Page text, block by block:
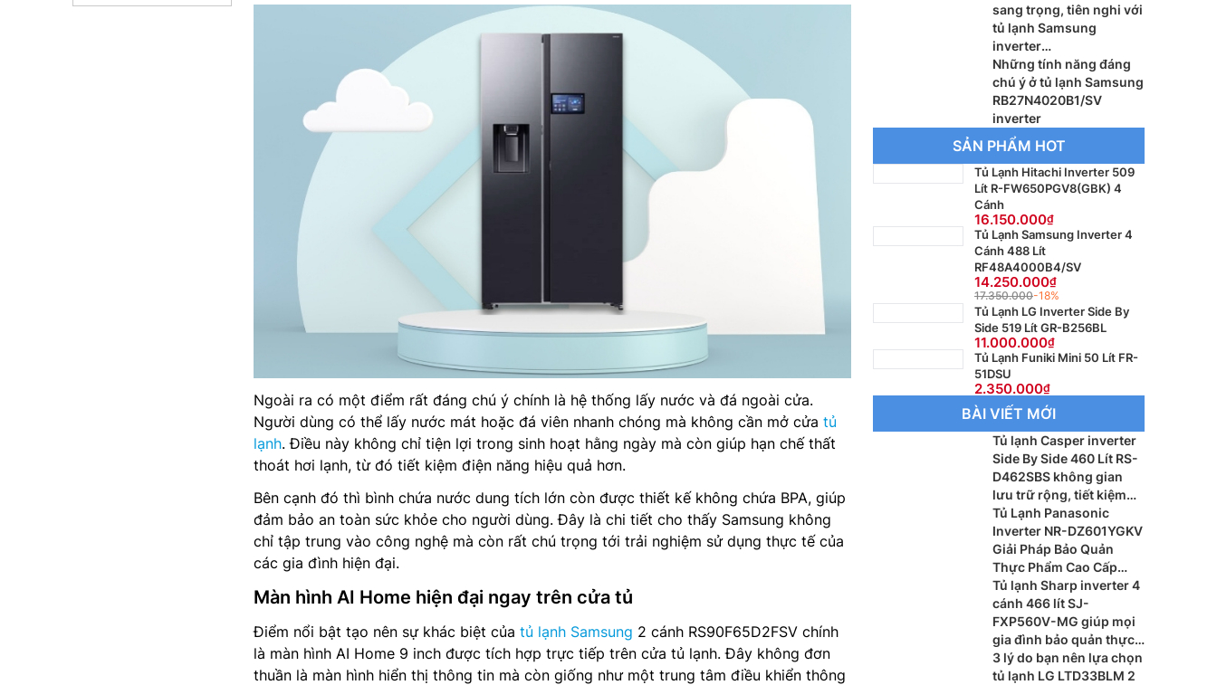
Ngoài ra có một điểm rất đáng chú ý chính là hệ thống lấy nước và đá ngoài cửa.
Người dùng có thể lấy nước mát hoặc đá viên nhanh chóng mà không cần mở cửa tủ
lạnh. Điều này không chỉ tiện lợi trong sinh hoạt hằng ngày mà còn giúp hạn chế thất
thoát hơi lạnh, từ đó tiết kiệm điện năng hiệu quả hơn.
Bên cạnh đó thì bình chứa nước dung tích lớn còn được thiết kế không chứa BPA, giúp
đảm bảo an toàn sức khỏe cho người dùng. Đây là chi tiết cho thấy Samsung không
chỉ tập trung vào công nghệ mà còn rất chú trọng tới trải nghiệm sử dụng thực tế của
các gia đình hiện đại.
Màn hình AI Home hiện đại ngay trên cửa tủ
Điểm nổi bật tạo nên sự khác biệt của tủ lạnh Samsung 2 cánh RS90F65D2FSV chính
là màn hình AI Home 9 inch được tích hợp trực tiếp trên cửa tủ lạnh. Đây không đơn
thuần là màn hình hiển thị thông tin mà còn giống như một trung tâm điều khiển thông
sang trọng, tiên nghi với
tủ lạnh Samsung
inverter
RB27N4020S9/SV
Những tính năng đáng
chú ý ở tủ lạnh Samsung
RB27N4020B1/SV
inverter
SẢN PHẨM HOT
Tủ Lạnh Hitachi Inverter 509
Lít R-FW650PGV8(GBK) 4
Cánh
16.150.000
Tủ Lạnh Samsung Inverter 4
Cánh 488 Lít
RF48A4000B4/SV
14.250.000
17.350.000-18%
Tủ Lạnh LG Inverter Side By
Side 519 Lít GR-B256BL
11.000.000
Tủ Lạnh Funiki Mini 50 Lít FR-
51DSU
2.350.000
BÀI VIẾT MỚI
Tủ lạnh Casper inverter
Side By Side 460 Lít RS-
D462SBS không gian
lưu trữ rộng, tiết kiệm
điện hiệu quả ch gia
đình hiện đại
Tủ Lạnh Panasonic
Inverter NR-DZ601YGKV
Giải Pháp Bảo Quản
Thực Phẩm Cao Cấp
Cho Gia Đình Hiện Đại
Tủ lạnh Sharp inverter 4
cánh 466 lít SJ-
FXP560V-MG giúp mọi
gia đình bảo quản thực
phẩm hiện đại cho mọi
gia đình
3 lý do bạn nên lựa chọn
tủ lạnh LG LTD33BLM 2